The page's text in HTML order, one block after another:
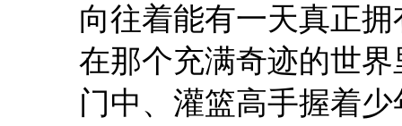
向往着能有一天真正
在那个充满奇迹的世
门中、灌篮高手握着